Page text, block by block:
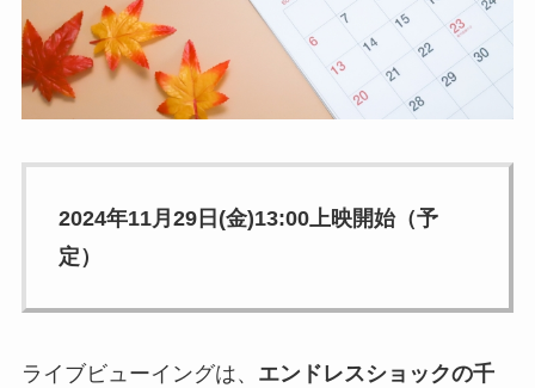
2024年11月29日(金)13:00上映開始（予
定）
ライブビューイングは、 エンドレスショックの千